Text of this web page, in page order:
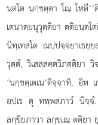
นฺตโต นกฺขตฺตา โณ โหตี
เตนาตฺยนุวุตฺติยา ตติยนฺต
นิทฺเทสโต ณปฺปจฺจยาเธยฺ
วุตฺตํ, วิเสสฺสคตวิภตฺติยา
‘นกฺขตฺเตเน’ติจฺจาทิ, อิ
อปเร ตุ ทพฺพสภาวํ นิจฺจํ
ลกฺขิยภาวา ลกฺขเณ ตติยา